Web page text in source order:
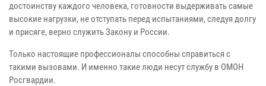
достоинству каждого человека, готовности выдерживать самые
высокие нагрузки, не отступать перед испытаниями, следуя долгу
и присяге, верно служить Закону и России.
Только настоящие профессионалы способны справиться с
такими вызовами. И именно такие люди несут службу в ОМОН
Росгвардии.